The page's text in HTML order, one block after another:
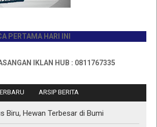
HARI INI
IKLAN HUB : 0811767335
ARSIP BERITA
Biru, Hewan Terbesar di Bumi